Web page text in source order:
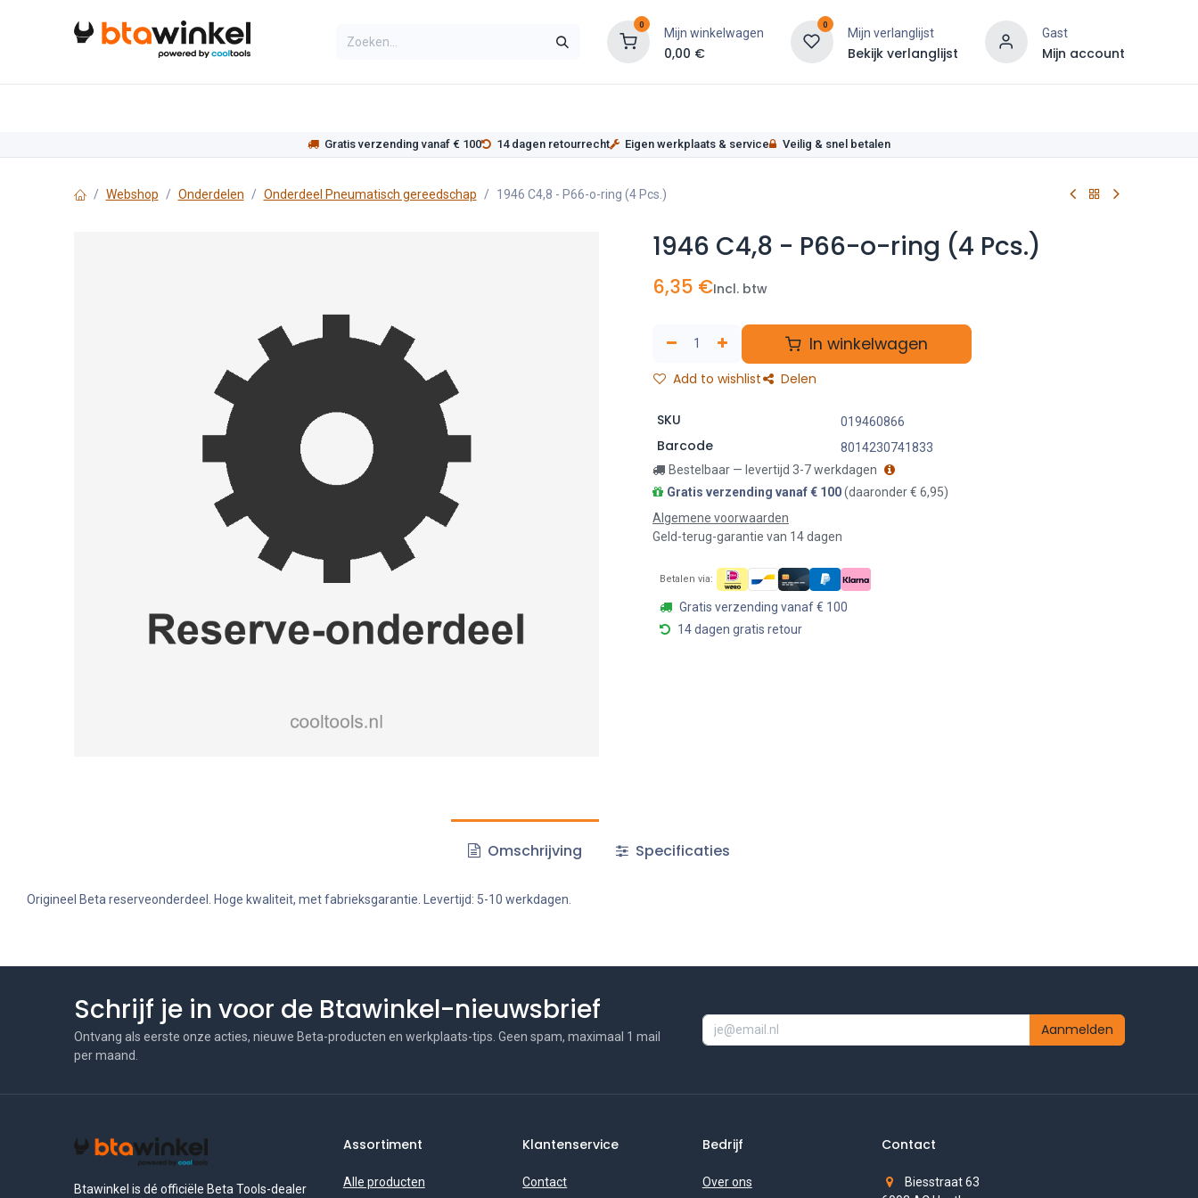
0
Mijn winkelwagen
0,00 €
0
Mijn verlanglijst
Bekijk verlanglijst
Gast
Mijn account
Gratis verzending vanaf € 100 14 dagen retourrecht Eigen werkplaats & service Veilig & snel betalen
Webshop Onderdelen Onderdeel Pneumatisch gereedschap 1946 C4,8 - P66-o-ring (4 Pcs.)
1946 C4,8 - P66-o-ring (4 Pcs.)
6,35 €Incl. btw
In winkelwagen
Add to wishlist Delen
SKU 019460866
Barcode
8014230741833
Bestelbaar — levertijd 3-7 werkdagen
Gratis verzending vanaf € 100(daaronder € 6,95)
Algemene voorwaarden
Geld-terug-garantie van 14 dagen
Betalen via:
Gratis verzending vanaf € 100
14 dagen gratis retour
Omschrijving Specificaties
Origineel Beta reserveonderdeel. Hoge kwaliteit, met fabrieksgarantie. Levertijd: 5-10 werkdagen.
Schrijf je in voor de Btawinkel-nieuwsbrief
Ontvang als eerste onze acties, nieuwe Beta-producten en werkplaats-tips. Geen spam, maximaal 1 mail
per maand.
Aanmelden
Btawinkel is dé officiële Beta Tools-dealer
Assortiment
Alle producten
Klantenservice
Contact
Bedrijf
Over ons
Contact
Biesstraat 63